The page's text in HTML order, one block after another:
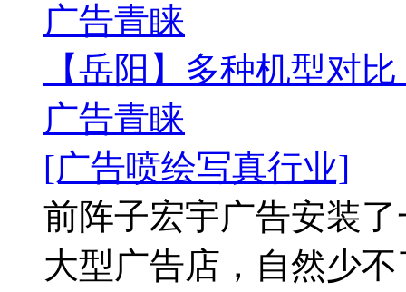
广告青睐
【岳阳】多种机型对
广告青睐
[广告喷绘写真行业]
前阵子宏宇广告安装
大型广告店，自然少